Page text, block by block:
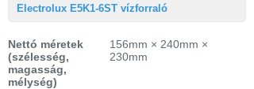
Electrolux E5K1-6ST vízforraló
Nettó méretek
(szélesség,
magasság,
mélység)
156mm × 240mm ×
230mm